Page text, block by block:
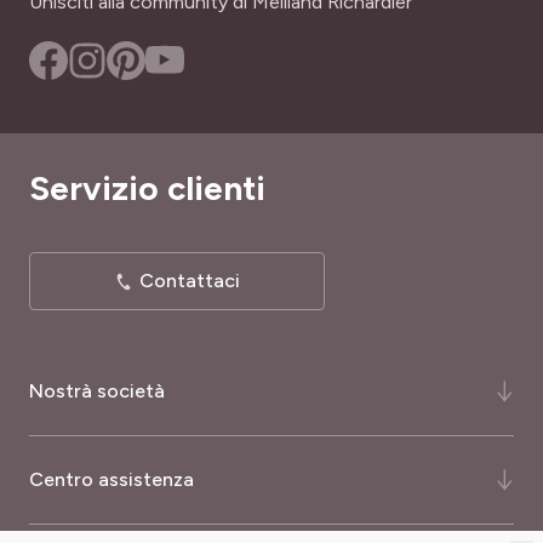
Nostrà società
Centro assistenza
Servizio clienti
Contattaci